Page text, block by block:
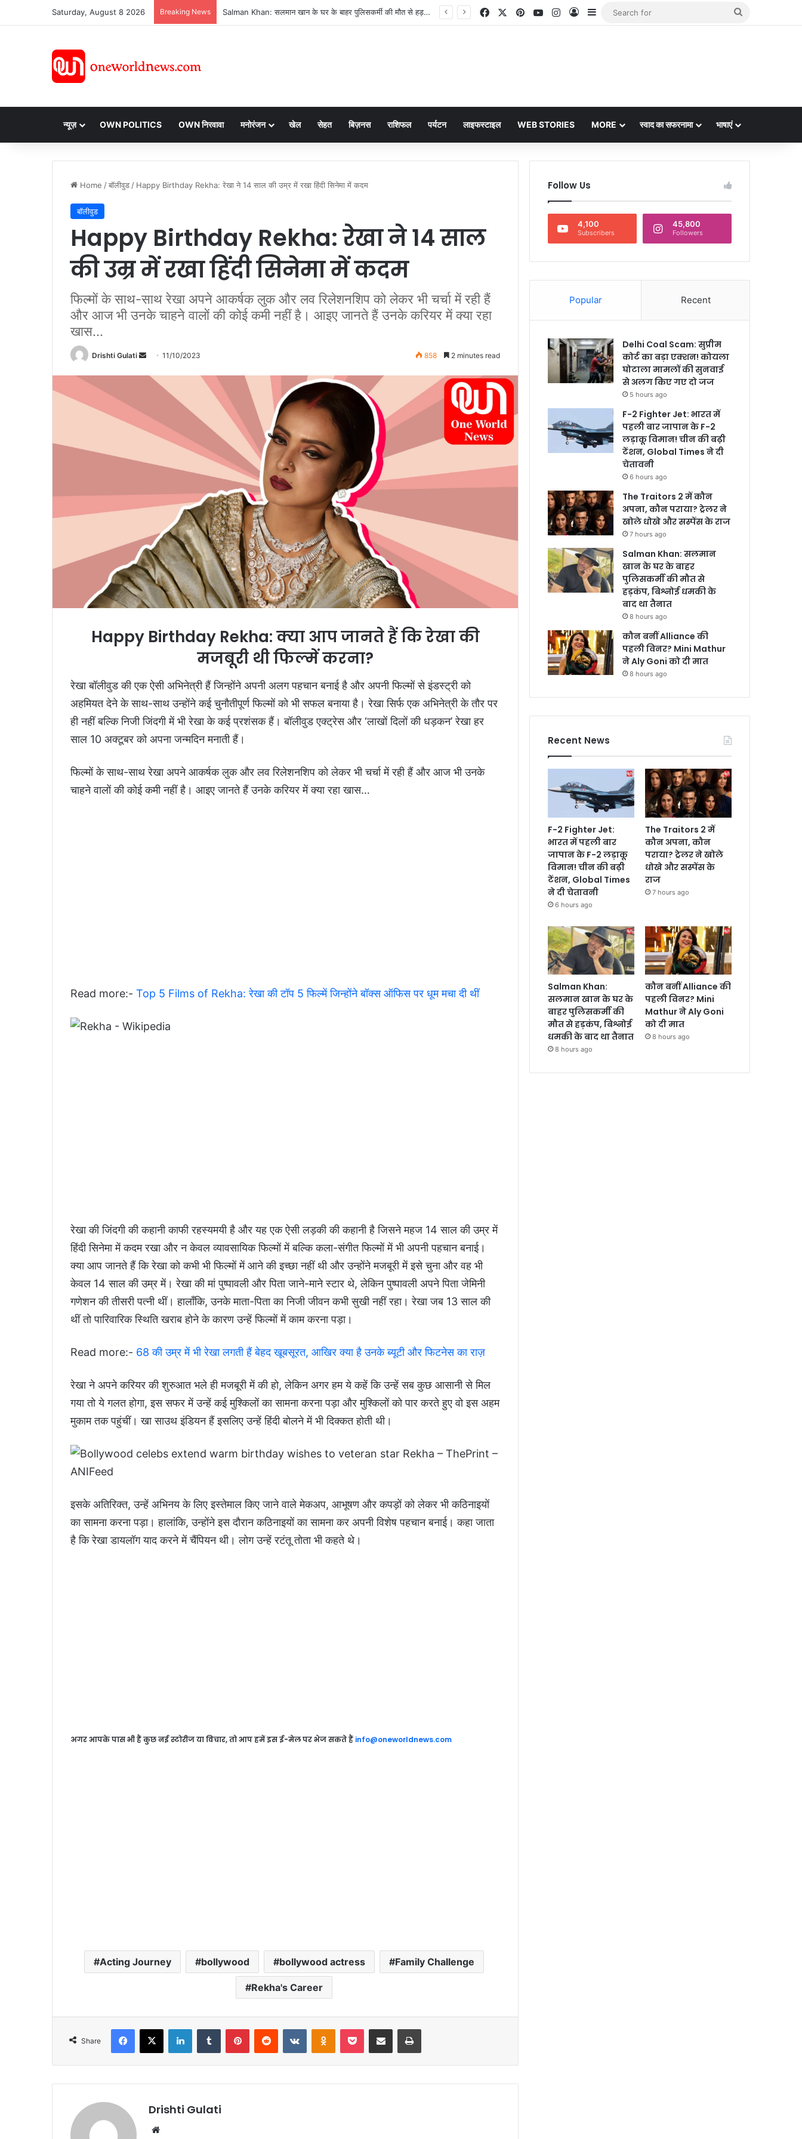
Saturday, August 8 2026 Breaking News Salman Khan: सलमान खान के घर के बाहर पुलिसकर्मी की मौत से हड़कंप, बिश्नोई धमकी के बाद था तैनात FacebookPinterestYouTubeInstagram
Log InSidebar
न्यूज़ OWN POLITICS OWN निरवावा मनोरंजन खेल सेहत बिज़नस राशिफल पर्यटन लाइफस्टाइल WEB STORIES MORE स्वाद का सफरनामा भाषाएं
Home /बॉलीवुड / Happy Birthday Rekha: रेखा ने 14 साल की उम्र में रखा हिंदी सिनेमा में कदम
बॉलीवुड
Happy Birthday Rekha: रेखा ने 14 साल
की उम्र में रखा हिंदी सिनेमा में कदम
फिल्मों के साथ-साथ रेखा अपने आकर्षक लुक और लव रिलेशनशिप को लेकर भी चर्चा में रही हैं
और आज भी उनके चाहने वालों की कोई कमी नहीं है। आइए जानते हैं उनके करियर में क्या रहा
खास...
Drishti Gulati 11/10/2023 858 2 minutes read
Happy Birthday Rekha: क्या आप जानते हैं कि रेखा की
मजबूरी थी फिल्में करना?
रेखा बॉलीवुड की एक ऐसी अभिनेत्री हैं जिन्होंने अपनी अलग पहचान बनाई है और अपनी फिल्मों से इंडस्ट्री को
अहमियत देने के साथ-साथ उन्होंने कई चुनौतीपूर्ण फिल्मों को भी सफल बनाया है। रेखा सिर्फ एक अभिनेत्री के तौर पर
ही नहीं बल्कि निजी जिंदगी में भी रेखा के कई प्रशंसक हैं। बॉलीवुड एक्ट्रेस और ‘लाखों दिलों की धड़कन’ रेखा हर
साल 10 अक्टूबर को अपना जन्मदिन मनाती हैं।
फिल्मों के साथ-साथ रेखा अपने आकर्षक लुक और लव रिलेशनशिप को लेकर भी चर्चा में रही हैं और आज भी उनके
चाहने वालों की कोई कमी नहीं है। आइए जानते हैं उनके करियर में क्या रहा खास…
Read more:- Top 5 Films of Rekha: रेखा की टॉप 5 फिल्में जिन्होंने बॉक्स ऑफिस पर धूम मचा दी थीं
रेखा की जिंदगी की कहानी काफी रहस्यमयी है और यह एक ऐसी लड़की की कहानी है जिसने महज 14 साल की उम्र में
हिंदी सिनेमा में कदम रखा और न केवल व्यावसायिक फिल्मों में बल्कि कला-संगीत फिल्मों में भी अपनी पहचान बनाई।
क्या आप जानते हैं कि रेखा को कभी भी फिल्मों में आने की इच्छा नहीं थी और उन्होंने मजबूरी में इसे चुना और वह भी
केवल 14 साल की उम्र में। रेखा की मां पुष्पावली और पिता जाने-माने स्टार थे, लेकिन पुष्पावली अपने पिता जेमिनी
गणेशन की तीसरी पत्नी थीं। हालाँकि, उनके माता-पिता का निजी जीवन कभी सुखी नहीं रहा। रेखा जब 13 साल की
थीं तो पारिवारिक स्थिति खराब होने के कारण उन्हें फिल्मों में काम करना पड़ा।
Read more:- 68 की उम्र में भी रेखा लगती हैं बेहद खूबसूरत, आखिर क्या है उनके ब्यूटी और फिटनेस का राज़
रेखा ने अपने करियर की शुरुआत भले ही मजबूरी में की हो, लेकिन अगर हम ये कहें कि उन्हें सब कुछ आसानी से मिल
गया तो ये गलत होगा, इस सफर में उन्हें कई मुश्किलों का सामना करना पड़ा और मुश्किलों को पार करते हुए वो इस अहम
मुकाम तक पहुंचीं। खा साउथ इंडियन हैं इसलिए उन्हें हिंदी बोलने में भी दिक्कत होती थी।
इसके अतिरिक्त, उन्हें अभिनय के लिए इस्तेमाल किए जाने वाले मेकअप, आभूषण और कपड़ों को लेकर भी कठिनाइयों
का सामना करना पड़ा। हालांकि, उन्होंने इस दौरान कठिनाइयों का सामना कर अपनी विशेष पहचान बनाई। कहा जाता
है कि रेखा डायलॉग याद करने में चैंपियन थी। लोग उन्हें रटंतू तोता भी कहते थे।
अगर आपके पास भी हैं कुछ नई स्टोरीज या विचार, तो आप हमें इस ई-मेल पर भेज सकते हैं info@oneworldnews.com
Acting Journey bollywood bollywood actress Family Challenge
Rekha's Career
Share
Drishti Gulati
Follow Us
4,100
Subscribers
45,800
Followers
Popular Recent
Delhi Coal Scam: सुप्रीम
कोर्ट का बड़ा एक्शन! कोयला
घोटाला मामलों की सुनवाई
से अलग किए गए दो जज
5 hours ago
F-2 Fighter Jet: भारत में
पहली बार जापान के F-2
लड़ाकू विमान! चीन की बढ़ी
टेंशन, Global Times ने दी
चेतावनी
6 hours ago
The Traitors 2 में कौन
अपना, कौन पराया? ट्रेलर ने
खोले धोखे और सस्पेंस के राज
7 hours ago
Salman Khan: सलमान
खान के घर के बाहर
पुलिसकर्मी की मौत से
हड़कंप, बिश्नोई धमकी के
बाद था तैनात
8 hours ago
कौन बनीं Alliance की
पहली विनर? Mini Mathur
ने Aly Goni को दी मात
8 hours ago
Recent News
F-2 Fighter Jet:
भारत में पहली बार
जापान के F-2 लड़ाकू
विमान! चीन की बढ़ी
टेंशन, Global Times
ने दी चेतावनी
6 hours ago
The Traitors 2 में
कौन अपना, कौन
पराया? ट्रेलर ने खोले
धोखे और सस्पेंस के
राज
7 hours ago
Salman Khan:
सलमान खान के घर के
बाहर पुलिसकर्मी की
मौत से हड़कंप, बिश्नोई
धमकी के बाद था तैनात
8 hours ago
कौन बनीं Alliance की
पहली विनर? Mini
Mathur ने Aly Goni
को दी मात
8 hours ago